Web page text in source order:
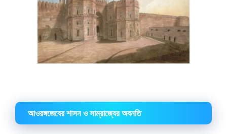
আওরঙ্গজেবের শাসন ও সাম্রাজ্যের অবনতি